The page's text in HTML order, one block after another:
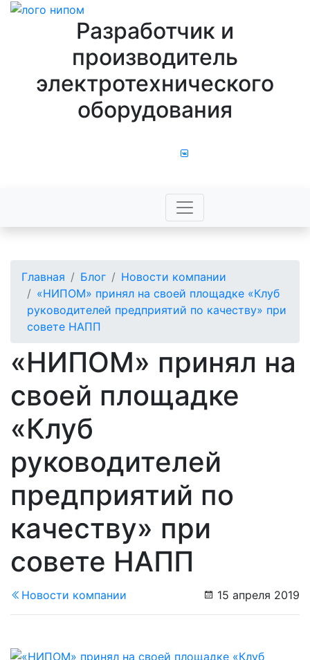
Разработчик и
производитель
электротехнического
оборудования
Главная Блог
Новости компании
«НИПОМ» принял на своей площадке «Клуб
руководителей предприятий по качеству» при
совете НАПП
«НИПОМ» принял на
своей площадке
«Клуб
руководителей
предприятий по
качеству» при
совете НАПП
Новости компании 15 апреля 2019